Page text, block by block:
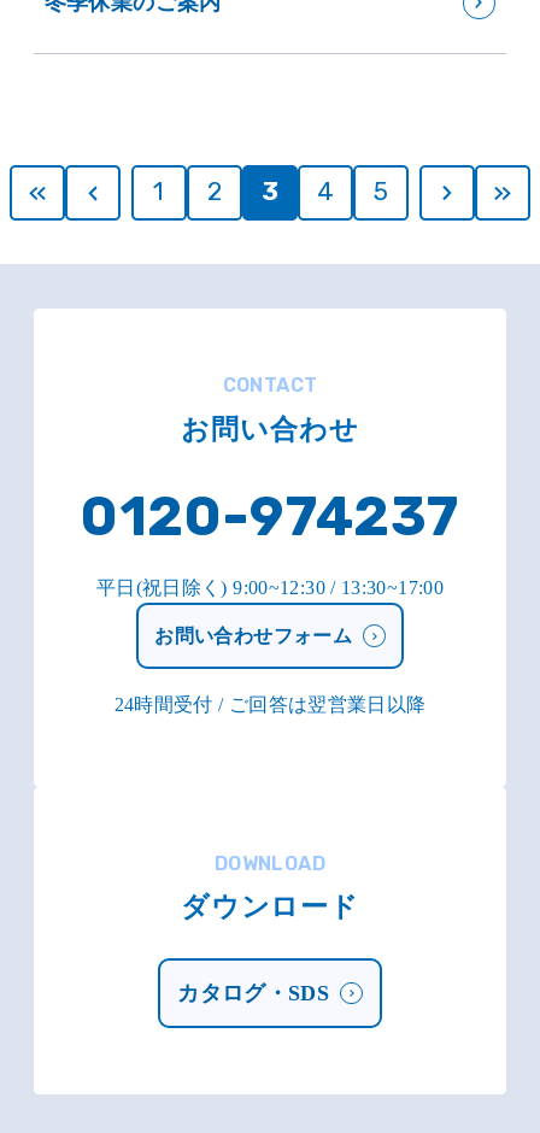
1 2 3 4 5
CONTACT
お問い合わせ
0120-974237
平日(祝日除く) 9:00~12:30 / 13:30~17:00
お問い合わせフォーム
24時間受付 / ご回答は翌営業日以降
DOWNLOAD
ダウンロード
カタログ・SDS